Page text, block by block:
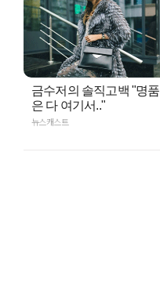
금수저의 솔직고백 "명품
은 다 여기서.."
뉴스캐스트